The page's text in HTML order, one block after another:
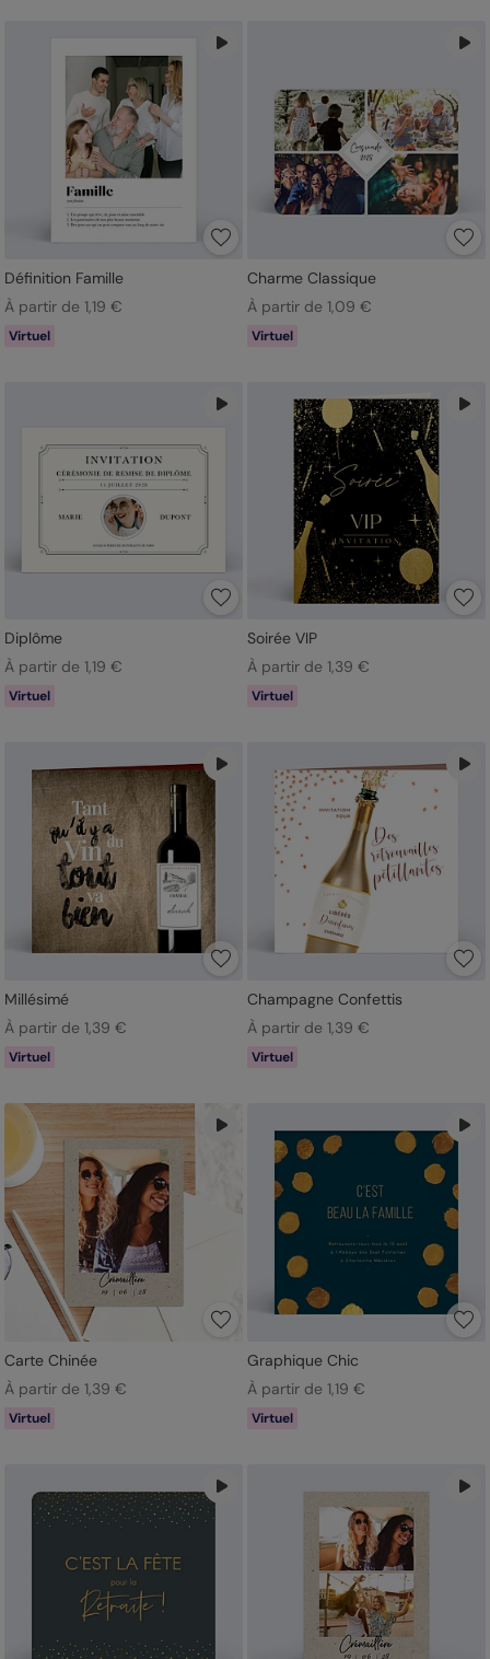
Définition Famille
À partir de 1,19 €
Virtuel
Charme Classique
À partir de 1,09 €
Virtuel
Diplôme
À partir de 1,19 €
Virtuel
Soirée VIP
À partir de 1,39 €
Virtuel
Millésimé
À partir de 1,39 €
Virtuel
Champagne Confettis
À partir de 1,39 €
Virtuel
Carte Chinée
À partir de 1,39 €
Virtuel
Graphique Chic
À partir de 1,19 €
Virtuel